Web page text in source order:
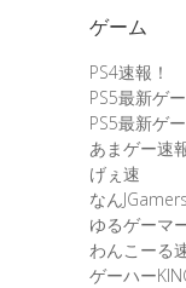
ゲーム
PS4速報！
PS5最新ゲ
PS5最新ゲ
あまゲー速
げぇ速
なんJGamers
ゆるゲーマ
わんこーる
ゲーハー